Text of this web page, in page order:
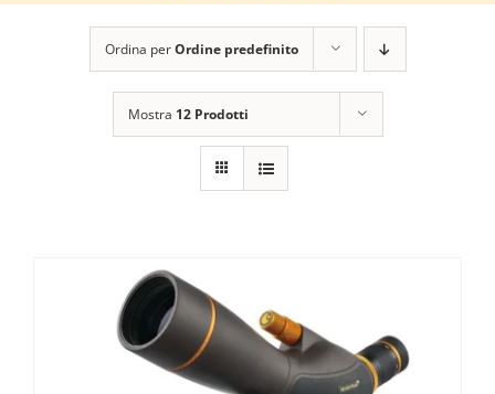
Ordina perOrdine predefinito
Mostra 12 Prodotti